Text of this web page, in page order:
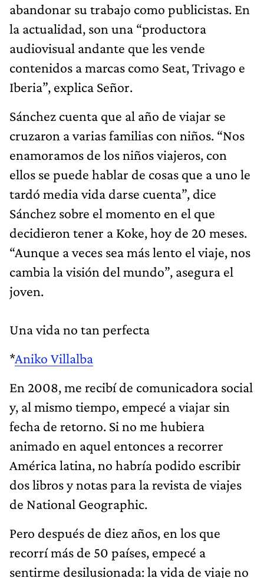
abandonar su trabajo como publicistas. En
la actualidad, son una “productora
audiovisual andante que les vende
contenidos a marcas como Seat, Trivago e
Iberia”, explica Señor.
Sánchez cuenta que al año de viajar se
cruzaron a varias familias con niños. “Nos
enamoramos de los niños viajeros, con
ellos se puede hablar de cosas que a uno le
tardó media vida darse cuenta”, dice
Sánchez sobre el momento en el que
decidieron tener a Koke, hoy de 20 meses.
“Aunque a veces sea más lento el viaje, nos
cambia la visión del mundo”, asegura el
joven.
Una vida no tan perfecta
*Aniko Villalba
En 2008, me recibí de comunicadora social
y, al mismo tiempo, empecé a viajar sin
fecha de retorno. Si no me hubiera
animado en aquel entonces a recorrer
América latina, no habría podido escribir
dos libros y notas para la revista de viajes
de National Geographic.
Pero después de diez años, en los que
recorrí más de 50 países, empecé a
sentirme desilusionada: la vida de viaje no